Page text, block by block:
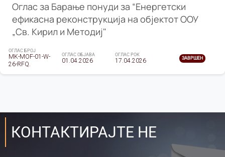
Оглас за Барање понуди за “Енергетски
ефикасна реконструкција на објектот ООУ
„Св. Кирил и Методиј"
ОГЛАС БРОЈ
MK-MOF-01-W-
26-RFQ.
ОГЛАС ОБЈАВА
01.04.2026
ОГЛАС РОК
17.04.2026 ЗАВРШЕН
КОНТАКТИРАЈТЕ НЕ